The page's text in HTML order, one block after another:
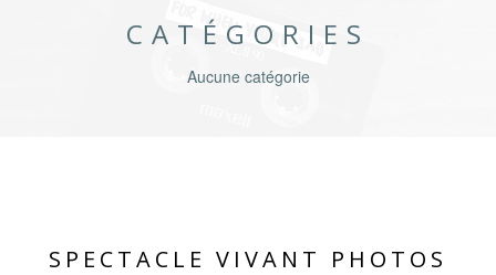
CATÉGORIES
Aucune catégorie
SPECTACLE VIVANT PHOTOS